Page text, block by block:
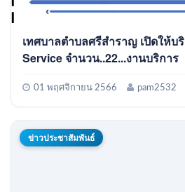
เทศบาลตำบลศรีสำราญ เปิดให้บ
Service จำนวน..22...งานบริการ
01 พฤศจิกายน 2566 pam2532
ข่าวประชาสัมพันธ์